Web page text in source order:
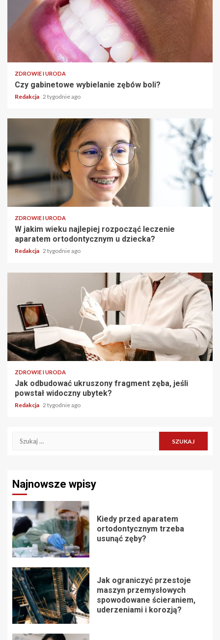
ZDROWIE I URODA
Czy gabinetowe wybielanie zębów boli?
Redakcja 2 tygodnie ago
ZDROWIE I URODA
W jakim wieku najlepiej rozpocząć leczenie
aparatem ortodontycznym u dziecka?
Redakcja 2 tygodnie ago
ZDROWIE I URODA
Jak odbudować ukruszony fragment zęba, jeśli
powstał widoczny ubytek?
Redakcja 2 tygodnie ago
Szukaj:
Najnowsze wpisy
Kiedy przed aparatem
ortodontycznym trzeba
usunąć zęby?
Jak ograniczyć przestoje
maszyn przemysłowych
spowodowane ścieraniem,
uderzeniami i korozją?